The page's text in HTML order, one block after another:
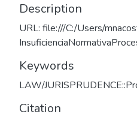
Description
URL: file:///C:/Users/
Keywords
LAW/
Citation